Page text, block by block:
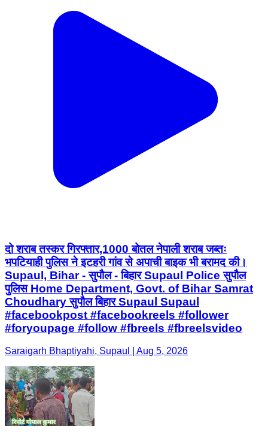
दो शराब तस्कर गिरफ्तार,1000 बोतल नेपाली शराब जब्तः
भपटियाही पुलिस ने इटहरी गांव से अपाची बाइक भी बरामद की।
Supaul, Bihar - सुपौल - बिहार Supaul Police सुपौल
पुलिस Home Department, Govt. of Bihar Samrat
Choudhary सुपौल बिहार Supaul Supaul
#facebookpost #facebookreels #follower
#foryoupage #follow #fbreels #fbreelsvideo
Saraigarh Bhaptiyahi, Supaul | Aug 5, 2026